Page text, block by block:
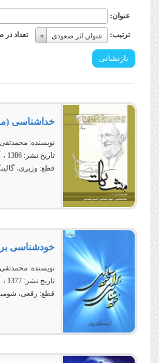
عنوان:
ترتیب: عنوان اثر صعودی
ترتیب:
تعداد
خداشناسی
نویسنده:
تاریخ نشر: 1386
قطع: وزیری،
خودشناسی
نویسنده:
تاریخ نشر: 1377
قطع: رقعی،